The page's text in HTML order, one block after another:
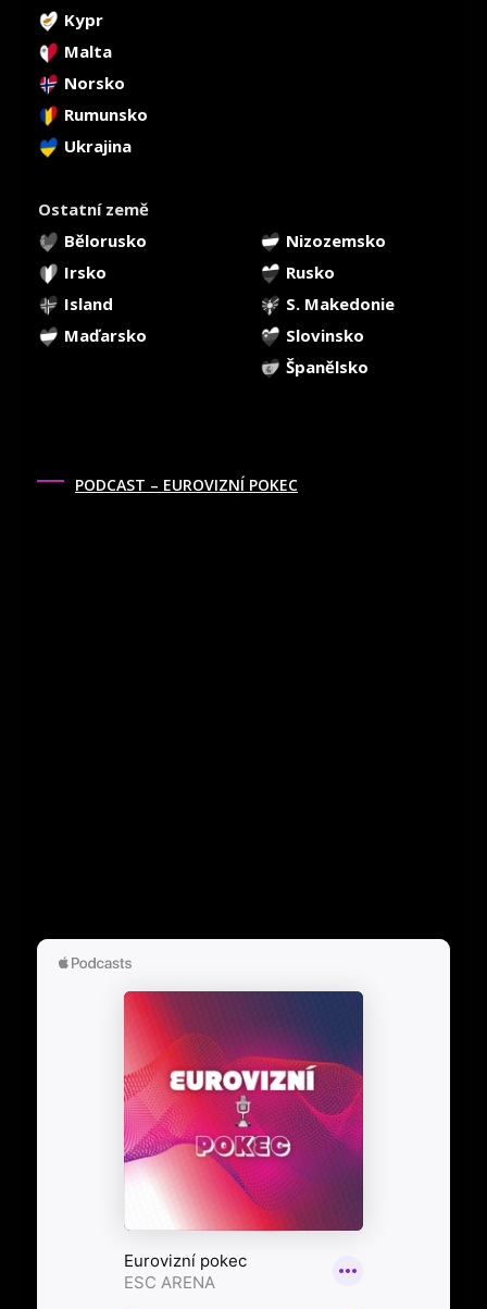
Kypr
Malta
Norsko
Rumunsko
Ukrajina
Ostatní země
Bělorusko
Nizozemsko
Irsko
Rusko
Island
S. Makedonie
Maďarsko
Slovinsko
Španělsko
PODCAST – EUROVIZNÍ POKEC